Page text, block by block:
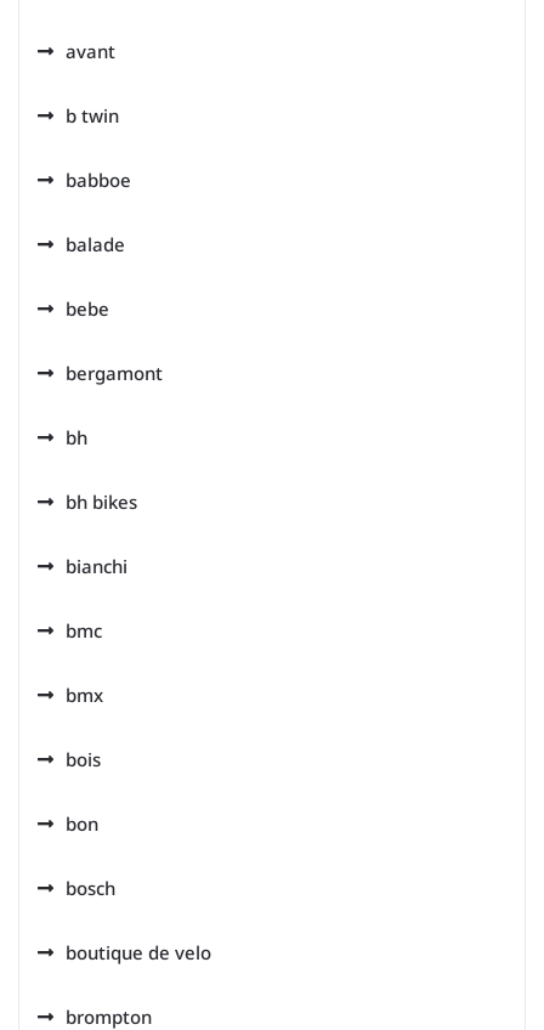
avant
b twin
babboe
balade
bebe
bergamont
bh
bh bikes
bianchi
bmc
bmx
bois
bon
bosch
boutique de velo
brompton